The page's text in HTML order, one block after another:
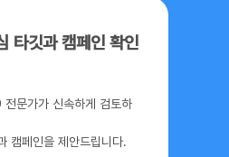
타깃과 캠페인 확인
문가가 신속하게 검토하
캠페인을 제안드립니다.